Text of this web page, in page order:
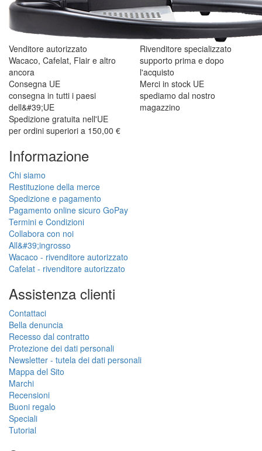
Venditore autorizzato
Wacaco, Cafelat, Flair e altro
ancora
Rivenditore specializzato
supporto prima e dopo
l'acquisto
Consegna UE
consegna in tutti i paesi
dell&#39;UE
Merci in stock UE
spediamo dal nostro
magazzino
Spedizione gratuita nell'UE
per ordini superiori a 150,00 €
Informazione
Chi siamo
Restituzione della merce
Spedizione e pagamento
Pagamento online sicuro GoPay
Termini e Condizioni
Collabora con noi
All&#39;ingrosso
Wacaco - rivenditore autorizzato
Cafelat - rivenditore autorizzato
Assistenza clienti
Contattaci
Bella denuncia
Recesso dal contratto
Protezione dei dati personali
Newsletter - tutela dei dati personali
Mappa del Sito
Marchi
Recensioni
Buoni regalo
Speciali
Tutorial